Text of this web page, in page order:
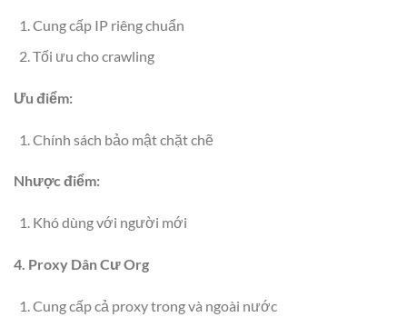
Cung cấp IP riêng chuẩn
Tối ưu cho crawling
Ưu điểm:
Chính sách bảo mật chặt chẽ
Nhược điểm:
Khó dùng với người mới
4. Proxy Dân Cư Org
Cung cấp cả proxy trong và ngoài nước